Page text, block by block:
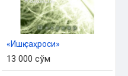
«Ишқ саҳроси»
13 000 сўм